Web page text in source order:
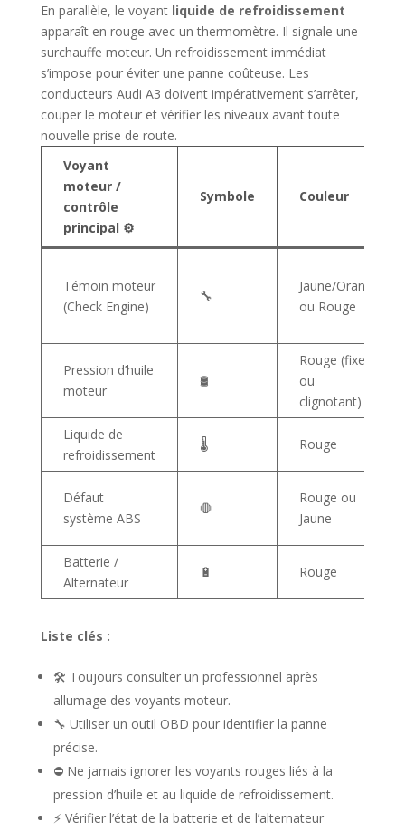
En parallèle, le voyant liquide de refroidissement
apparaît en rouge avec un thermomètre. Il signale une
surchauffe moteur. Un refroidissement immédiat
s’impose pour éviter une panne coûteuse. Les
conducteurs Audi A3 doivent impérativement s’arrêter,
couper le moteur et vérifier les niveaux avant toute
nouvelle prise de route.
Voyant
moteur /
contrôle
principal ⚙️
Symbole Couleur
Témoin moteur
(Check Engine)
🔧
Jaune/Orange
ou Rouge
Pression d’huile
moteur
🛢️
Rouge (fixe
ou
clignotant)
Liquide de
refroidissement
🌡️ Rouge
Défaut
système ABS
🛑
Rouge ou
Jaune
Batterie /
Alternateur
🔋 Rouge
Liste clés :
🛠️ Toujours consulter un professionnel après
allumage des voyants moteur.
🔧 Utiliser un outil OBD pour identifier la panne
précise.
⛔ Ne jamais ignorer les voyants rouges liés à la
pression d’huile et au liquide de refroidissement.
⚡ Vérifier l’état de la batterie et de l’alternateur